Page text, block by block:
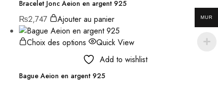
Bracelet Jonc Aeion en argent 925
₨2,747 Ajouter au panier
Choix des options
Quick View
Add to wishlist
Bague Aeion en argent 925
MUR